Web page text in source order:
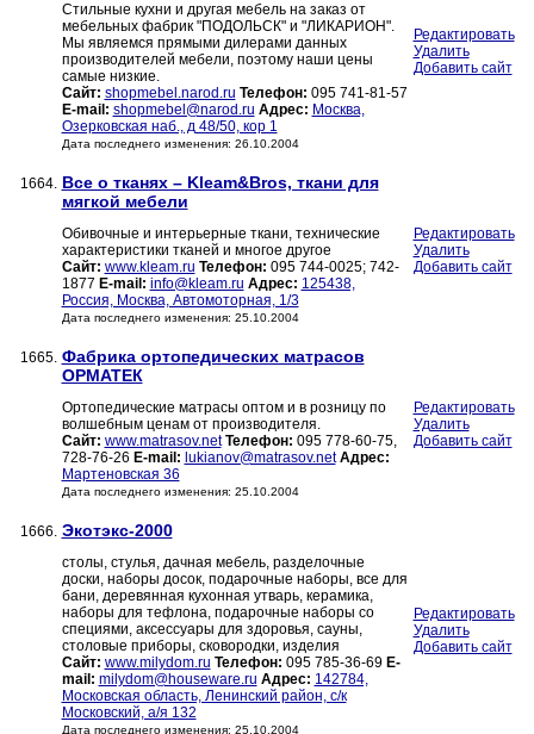
Стильные кухни и другая мебель на заказ от
мебельных фабрик "ПОДОЛЬСК" и "ЛИКАРИОН".
Мы являемся прямыми дилерами данных
производителей мебели, поэтому наши цены
самые низкие.
Сайт: shopmebel.narod.ru Телефон: 095 741-81-57
E-mail: shopmebel@narod.ru Адрес: Москва,
Озерковская наб., д 48/50, кор 1
Дата последнего изменения: 26.10.2004
Редактировать
Удалить
Добавить сайт
1664. Все о тканях – Kleam&Bros, ткани для
мягкой мебели
Обивочные и интерьерные ткани, технические
характеристики тканей и многое другое
Сайт: www.kleam.ru Телефон: 095 744-0025; 742-
1877 E-mail: info@kleam.ru Адрес: 125438,
Россия, Москва, Автомоторная, 1/3
Дата последнего изменения: 25.10.2004
Редактировать
Удалить
Добавить сайт
1665. Фабрика ортопедических матрасов
ОРМАТЕК
Ортопедические матрасы оптом и в розницу по
волшебным ценам от производителя.
Сайт: www.matrasov.net Телефон: 095 778-60-75,
728-76-26 E-mail: lukianov@matrasov.net Адрес:
Мартеновская 36
Дата последнего изменения: 25.10.2004
Редактировать
Удалить
Добавить сайт
1666. Экотэкс-2000
столы, стулья, дачная мебель, разделочные
доски, наборы досок, подарочные наборы, все для
бани, деревянная кухонная утварь, керамика,
наборы для тефлона, подарочные наборы со
специями, аксессуары для здоровья, сауны,
столовые приборы, сковородки, изделия
Сайт: www.milydom.ru Телефон: 095 785-36-69 E-
mail: milydom@houseware.ru Адрес: 142784,
Московская область, Ленинский район, с/к
Московский, а/я 132
Дата последнего изменения: 25.10.2004
Редактировать
Удалить
Добавить сайт